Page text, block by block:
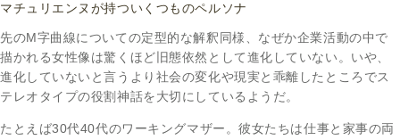
マチュリエンヌが持ついくつものペルソナ
先のM字曲線についての定型的な解釈同様、なぜか企業活動の中で
描かれる女性像は驚くほど旧態依然として進化していない。いや、
進化していないと言うより社会の変化や現実と乖離したところでス
テレオタイプの役割神話を大切にしているようだ。
たとえば30代40代のワーキングマザー。彼女たちは仕事と家事の両